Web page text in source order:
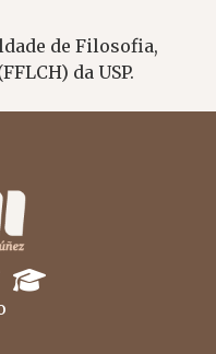
de Filosofia,
da USP.